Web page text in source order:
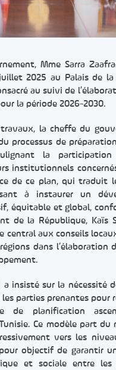
Mme Sarra
2025 au Palais de la
au suivi de
la période 2026-2030.
travaux, la cheffe du
processus de
la
institutionnels
de ce plan, qui traduit
à instaurer un
équitable et global,
de la République, Kaïs
central aux conseils
dans l’élaboration
a insisté sur la nécessité
parties prenantes pour
de planification
Ce modèle part du
vers les
objectif de garantir
et sociale entre les